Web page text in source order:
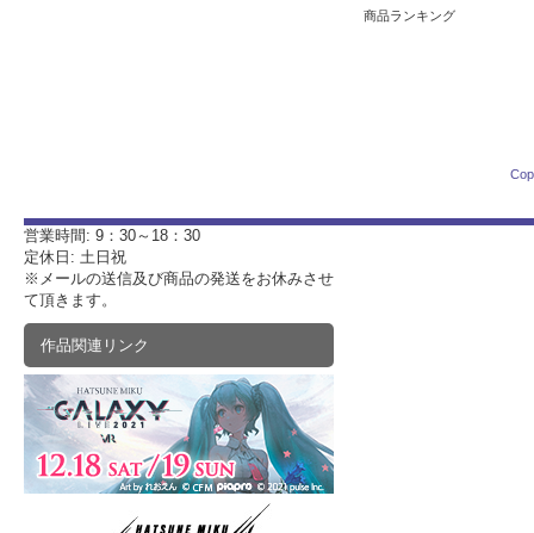
商品ランキング
営業時間: 9：30～18：30
定休日: 土日祝
※メールの送信及び商品の発送をお休みさせ
て頂きます。
作品関連リンク